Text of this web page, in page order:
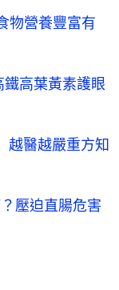
物營養豐富有
高葉黃素護眼
醫越嚴重方知
壓迫直腸危害